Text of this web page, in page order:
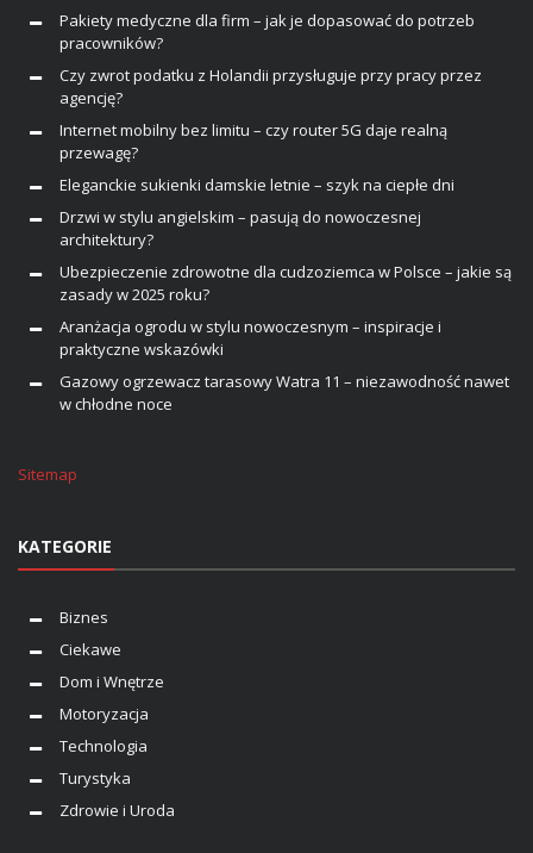
Pakiety medyczne dla firm – jak je dopasować do potrzeb
pracowników?
Czy zwrot podatku z Holandii przysługuje przy pracy przez
agencję?
Internet mobilny bez limitu – czy router 5G daje realną
przewagę?
Eleganckie sukienki damskie letnie – szyk na ciepłe dni
Drzwi w stylu angielskim – pasują do nowoczesnej
architektury?
Ubezpieczenie zdrowotne dla cudzoziemca w Polsce – jakie są
zasady w 2025 roku?
Aranżacja ogrodu w stylu nowoczesnym – inspiracje i
praktyczne wskazówki
Gazowy ogrzewacz tarasowy Watra 11 – niezawodność nawet
w chłodne noce
Sitemap
KATEGORIE
Biznes
Ciekawe
Dom i Wnętrze
Motoryzacja
Technologia
Turystyka
Zdrowie i Uroda